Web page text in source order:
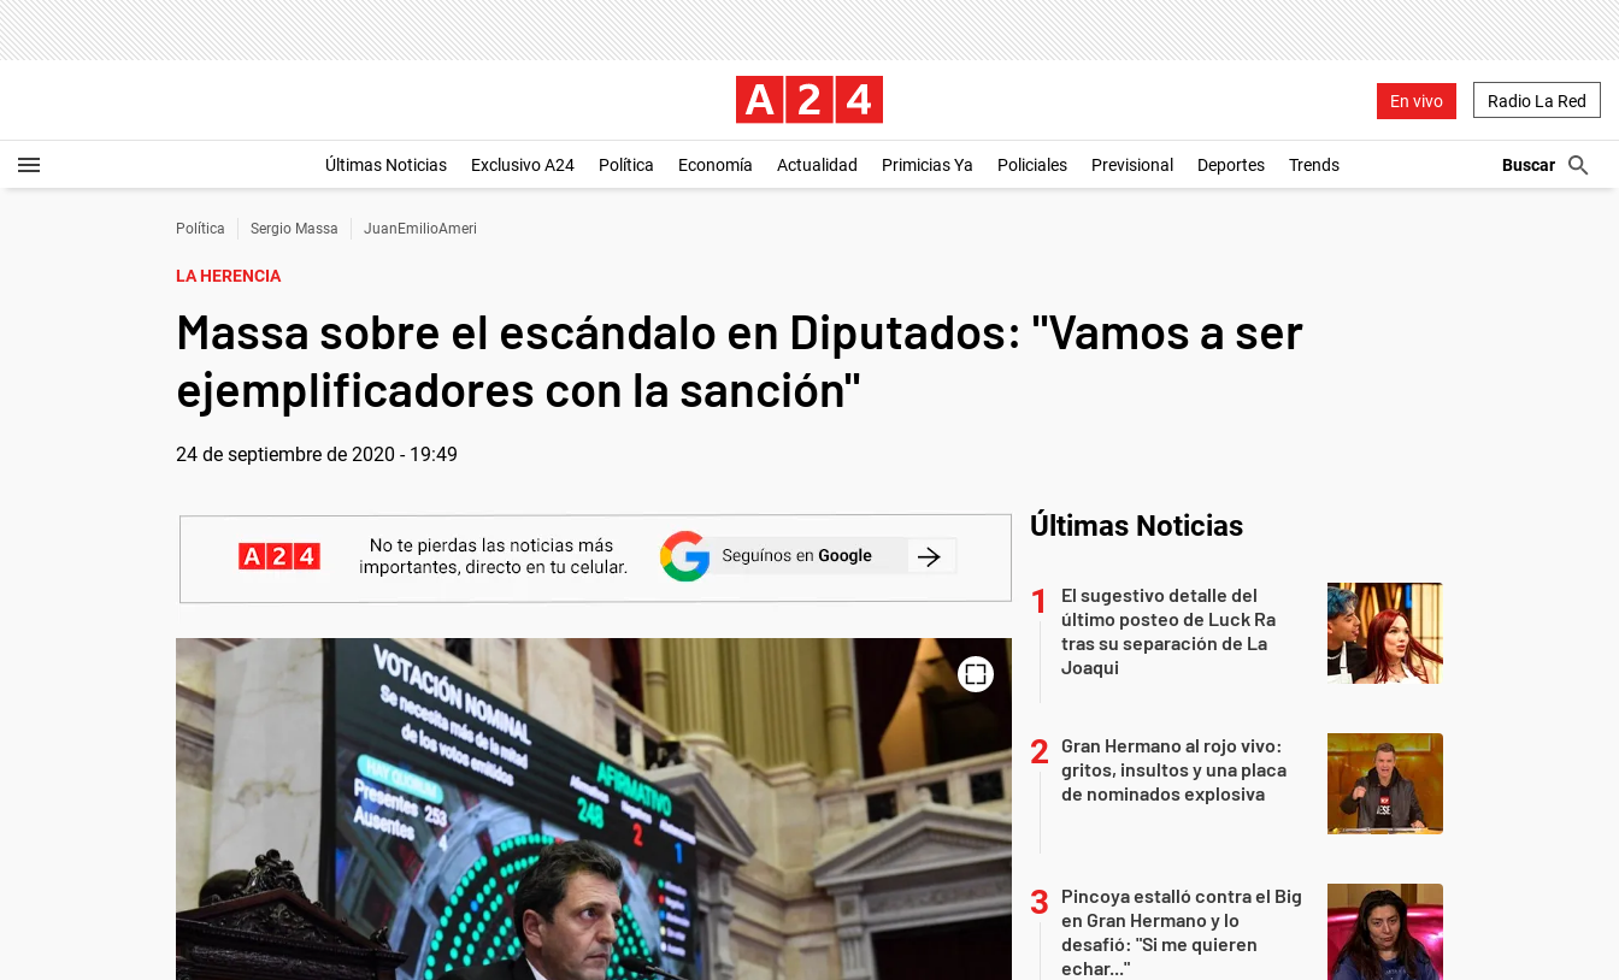
En vivo Radio La Red
Últimas Noticias Exclusivo A24 Política Economía Actualidad Primicias Ya Policiales Previsional Deportes Trends
Política Sergio Massa JuanEmilioAmeri
LA HERENCIA
Massa sobre el escándalo en Diputados: "Vamos a ser
ejemplificadores con la sanción"
24 de septiembre de 2020 - 19:49
Últimas Noticias
El sugestivo detalle del
último posteo de Luck Ra
tras su separación de La
Joaqui
Gran Hermano al rojo vivo:
gritos, insultos y una placa
de nominados explosiva
Pincoya estalló contra el Big
en Gran Hermano y lo
desafió: "Si me quieren
echar..."